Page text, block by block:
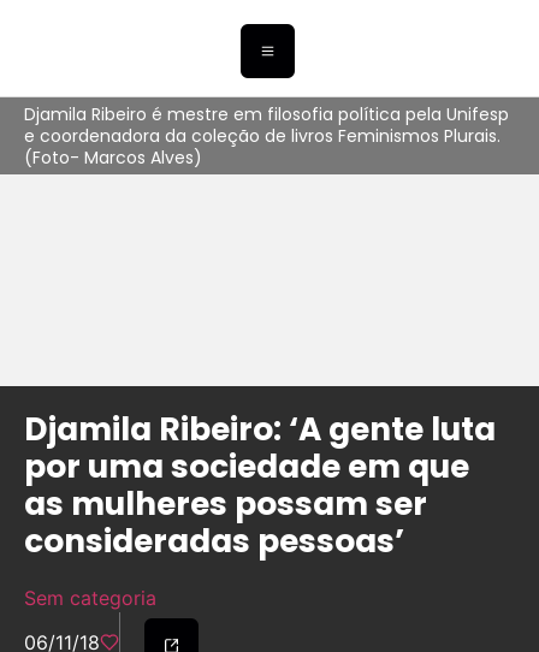
Djamila Ribeiro é mestre em filosofia política pela Unifesp
e coordenadora da coleção de livros Feminismos Plurais.
(Foto- Marcos Alves)
Djamila Ribeiro: ‘A gente luta
por uma sociedade em que
as mulheres possam ser
consideradas pessoas’
Sem categoria
06/11/18